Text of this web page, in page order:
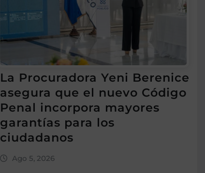
La Procuradora Yeni Berenice
asegura que el nuevo Código
Penal incorpora mayores
garantías para los
ciudadanos
Ago 5, 2026